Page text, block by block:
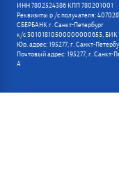
ИНН 7802524386 КПП 780201001
Реквизиты р /с получателя:
СБЕРБАНК г. Санкт-Петербург
к/с 30101810500000000653, БИК
Юр. адрес: 195277, г. Санкт-
Почтовый адрес: 195277, г.
А